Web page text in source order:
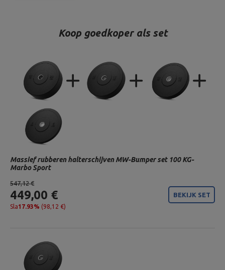
Koop goedkoper als set
547,12 €
449,00 €
Sla17.93% (98,12 €)
BEKIJK SET
Massief rubberen halterschijven MW-Bumper set 100 KG-
Marbo Sport